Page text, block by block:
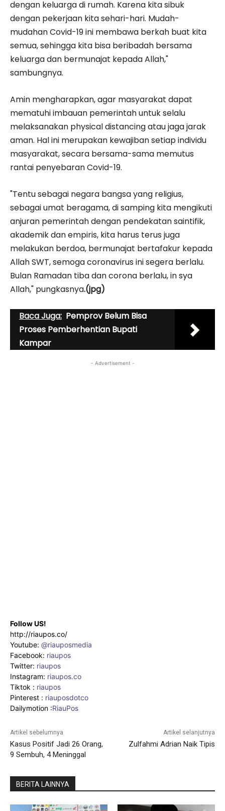
dengan keluarga di rumah. Karena kita sibuk
dengan pekerjaan kita sehari-hari. Mudah-
mudahan Covid-19 ini membawa berkah buat kita
semua, sehingga kita bisa beribadah bersama
keluarga dan bermunajat kepada Allah,"
sambungnya.
Amin mengharapkan, agar masyarakat dapat
mematuhi imbauan pemerintah untuk selalu
melaksanakan physical distancing atau jaga jarak
aman. Hal ini merupakan kewajiban setiap individu
masyarakat, secara bersama-sama memutus
rantai penyebaran Covid-19.
"Tentu sebagai negara bangsa yang religius,
sebagai umat beragama, di samping kita mengikuti
anjuran pemerintah dengan pendekatan saintifik,
akademik dan empiris, kita harus terus juga
melakukan berdoa, bermunajat bertafakur kepada
Allah SWT, semoga coronavirus ini segera berlalu.
Bulan Ramadan tiba dan corona berlalu, in sya
Allah," pungkasnya.(jpg)
Baca Juga: Pemprov Belum Bisa
Proses Pemberhentian Bupati
Kampar
- Advertisement -
Follow US!
http://riaupos.co/
Youtube: @riauposmedia
Facebook: riaupos
Twitter: riaupos
Instagram: riaupos.co
Tiktok : riaupos
Pinterest : riauposdotco
Dailymotion :RiauPos
Artikel sebelumnya
Kasus Positif Jadi 26 Orang,
9 Sembuh, 4 Meninggal
Artikel selanjutnya
Zulfahmi Adrian Naik Tipis
BERITA LAINNYA